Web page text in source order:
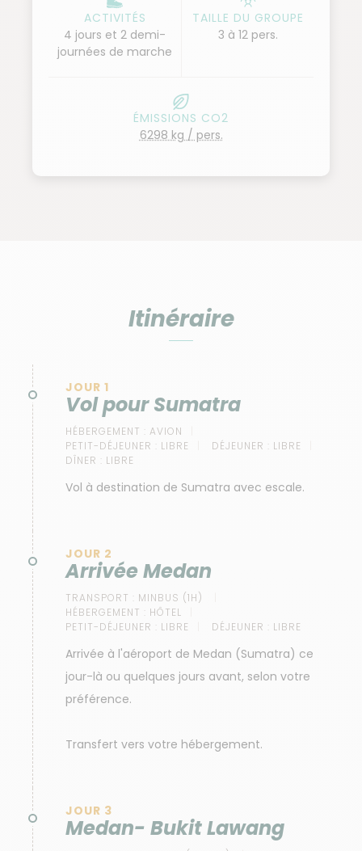
la sublime Vallée d'Harau et le lac Maninjau.
ACTIVITÉS
4 jours et 2 demi-
journées de marche
TAILLE DU GROUPE
3 à 12 pers.
ÉMISSIONS CO2
6298 kg / pers.
Itinéraire
JOUR 1
Vol pour Sumatra
HÉBERGEMENT : AVION
PETIT-DÉJEUNER : LIBRE DÉJEUNER : LIBRE
DÎNER : LIBRE
Vol à destination de Sumatra avec escale.
JOUR 2
Arrivée Medan
TRANSPORT : MINBUS (1H)
HÉBERGEMENT : HÔTEL
PETIT-DÉJEUNER : LIBRE DÉJEUNER : LIBRE
Arrivée à l'aéroport de Medan (Sumatra) ce
jour-là ou quelques jours avant, selon votre
préférence.
Transfert vers votre hébergement.
JOUR 3
Medan- Bukit Lawang